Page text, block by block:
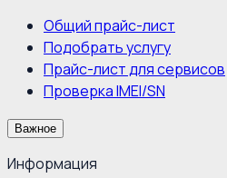
Общий прайс-лист
Подобрать услугу
Прайс-лист для сервисов
Проверка IMEI/SN
Важное
Информация